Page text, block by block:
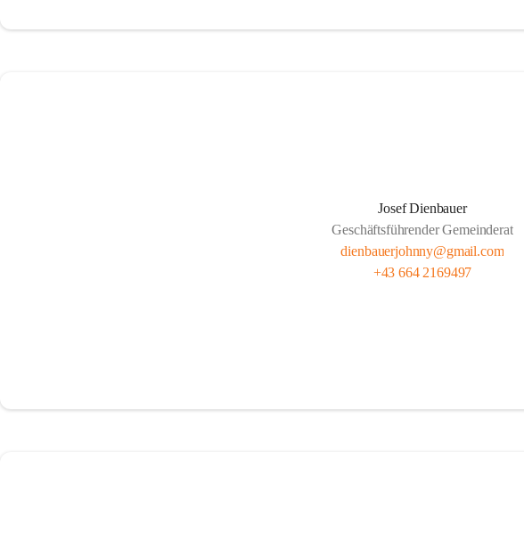
Josef Dienbauer
Geschäftsführender Gemeinderat
dienbauerjohnny@gmail.com
+43 664 2169497